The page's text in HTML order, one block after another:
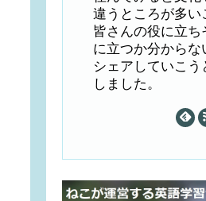
違うところが多い
皆さんの役に立
に立つか分からな
シェアしていこ
しました。